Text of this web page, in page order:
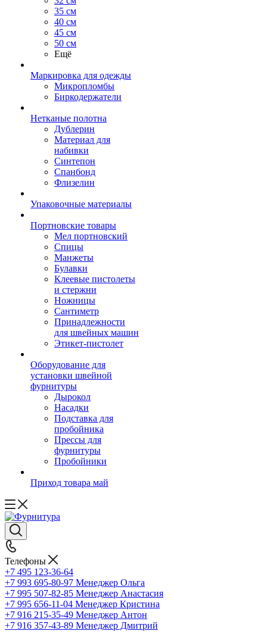
35 см
40 см
45 см
50 см
Ещё
Маркировка для одежды
Микропломбы
Биркодержатели
Нетканые полотна
Дублерин
Материал для
набивки
Синтепон
Спанбонд
Флизелин
Упаковочные материалы
Портновские товары
Мел портновский
Спицы
Манжеты
Булавки
Клеевые пистолеты
и стержни
Ножницы
Сантиметр
Принадлежности
для швейных машин
Этикет-пистолет
Оборудование для
установки швейной
фурнитуры
Дырокол
Насадки
Подставка для
пробойника
Прессы для
фурнитуры
Пробойники
Приход товара май
Телефоны
+7 495 123-36-64
+7 993 695-80-97 Менеджер Ольга
+7 995 507-82-85 Менеджер Анастасия
+7 995 656-11-04 Менеджер Кристина
+7 916 215-35-49 Менеджер Антон
+7 916 357-43-89 Менеджер Дмитрий